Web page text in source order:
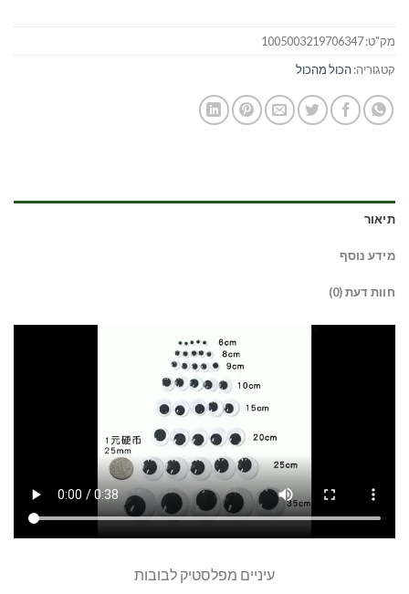
מק"ט:1005003219706347
קטגוריה:הכול מהכול
תיאור
מידע נוסף
חוות דעת (0)
עיניים מפלסטיק לבובות